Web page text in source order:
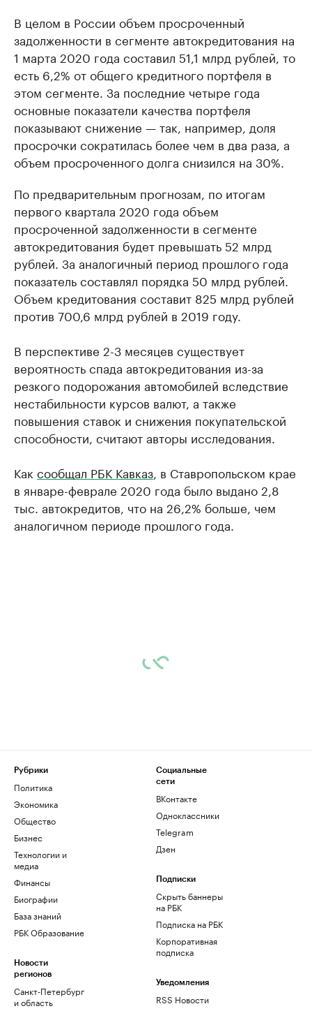
В целом в России объем просроченный
задолженности в сегменте автокредитования на
1 марта 2020 года составил 51,1 млрд рублей, то
есть 6,2% от общего кредитного портфеля в
этом сегменте. За последние четыре года
основные показатели качества портфеля
показывают снижение — так, например, доля
просрочки сократилась более чем в два раза, а
объем просроченного долга снизился на 30%.
По предварительным прогнозам, по итогам
первого квартала 2020 года объем
просроченной задолженности в сегменте
автокредитования будет превышать 52 млрд
рублей. За аналогичный период прошлого года
показатель составлял порядка 50 млрд рублей.
Объем кредитования составит 825 млрд рублей
против 700,6 млрд рублей в 2019 году.
В перспективе 2-3 месяцев существует
вероятность спада автокредитования из-за
резкого подорожания автомобилей вследствие
нестабильности курсов валют, а также
повышения ставок и снижения покупательской
способности, считают авторы исследования.
Как сообщал РБК Кавказ , в Ставропольском крае
в январе-феврале 2020 года было выдано 2,8
тыс. автокредитов, что на 26,2% больше, чем
аналогичном периоде прошлого года.
Рубрики
Политика
Экономика
Общество
Бизнес
Технологии и
медиа
Финансы
Биографии
База знаний
РБК Образование
Новости
регионов
Санкт-Петербург
и область
Социальные
сети
ВКонтакте
Одноклассники
Telegram
Дзен
Подписки
Скрыть баннеры
на РБК
Подписка на РБК
Корпоративная
подписка
Уведомления
RSS Новости